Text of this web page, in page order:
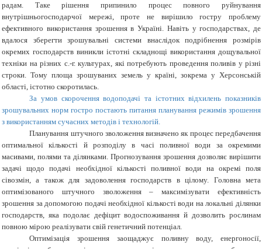
радам. Таке рішення припинило процес повного руйнування
внутрішньогосподарчої мережі, проте не вирішило гостру проблему
ефективного використання зрошення в Україні. Навіть у господарствах, де
вдалося зберегти зрошувальні системи внаслідокподрібнення розмірів
окремих господарств виникли істотні складнощі використання дощувальної
техніки на різних с.-г. культурах, які потребують проведення поливів у різні
строки. Тому площа зрошуваних земель у країні, зокрема у Херсонській
області, істотно скоротилась.
За умов скорочення водоподачі та істотних відхилень показників
зрошувальних норм гостро постають питання планування режимів зрошення
з використанням сучасних методів і технологій.
Планування штучного зволоження визначено як процес передбачення
оптимальної кількості й розподілу в часі поливної води за окремими
масивами, полями та ділянками. Прогнозування зрошення дозволяє вирішити
задачі щодо подачі необхідної кількості поливної води на окремі поля
сівозмін, а також для задоволення господарств в цілому. Головна мета
оптимізованого штучного зволоження – максимізувати ефективність
зрошення за допомогою подачі необхідної кількості води на локальні ділянки
господарств, яка подолає дефіцит водоспоживання й дозволить рослинам
повною мірою реалізувати свій генетичний потенціал.
Оптимізація зрошення заощаджує поливну воду, енергоносії,